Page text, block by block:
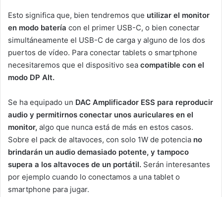
Esto significa que, bien tendremos que utilizar el monitor
en modo batería con el primer USB-C, o bien conectar
simultáneamente el USB-C de carga y alguno de los dos
puertos de vídeo. Para conectar tablets o smartphone
necesitaremos que el dispositivo sea compatible con el
modo DP Alt.
Se ha equipado un DAC Amplificador ESS para reproducir
audio y permitirnos conectar unos auriculares en el
monitor, algo que nunca está de más en estos casos.
Sobre el pack de altavoces, con solo 1W de potencia no
brindarán un audio demasiado potente, y tampoco
supera a los altavoces de un portátil. Serán interesantes
por ejemplo cuando lo conectamos a una tablet o
smartphone para jugar.